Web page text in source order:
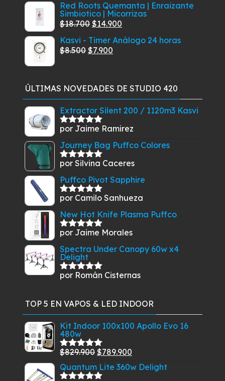
$32.900.$28.900.
original
era:
$43.310.
actual
es:
$39.610.
Red Roots Quemanta | Enraizante
Simbiotico | Micorrizas
$18.700 El
precio
original
$14.900
precio
Kasvi - Timer Análogo 24 horas
$8.500 El
era:
$8.500.
$7.900
es:
$7.900.
ÚLTIMAS NOVEDADES DE STUDIO 420
Extractor Silent 200 / 1120m3 Kasvi
Valorado
por Jaime Ramirez
Journey Bag Puffco Colores
Valorado
por Silvina Caceres
Puffco Pivot Sapphire
Valorado
por Camilo Sanhueza
New Hot Knife Plasma Puffco
Valorado
por Jaime Morales
Spectra Under Canopy 60w x4
Delight
Valorado
por Román Cisternas
TOP 5 EN VAPOS & LED INDOOR
Kit Indoor 100x100 Apollo Evo 16
480w
Valorado
con
de
5
$829.900 El
precio
original
$789.900
precio
Quantum Lite 360w Delight